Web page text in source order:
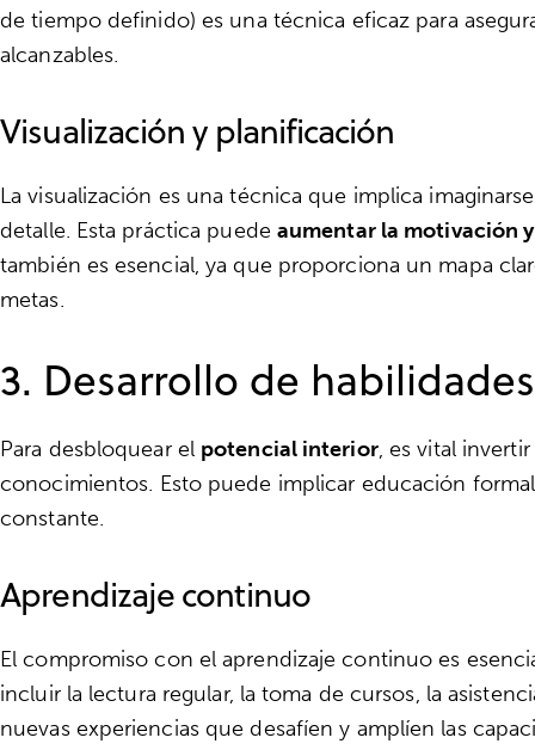
de tiempo definido) es una técnica eficaz para
alcanzables.
Visualización y planificación
La visualización es una técnica que implica
detalle. Esta práctica puede aumentar la motivación
también es esencial, ya que proporciona un mapa
metas.
3. Desarrollo de
Para desbloquear el potencial interior, es vital
conocimientos. Esto puede implicar educación
constante.
Aprendizaje continuo
El compromiso con el aprendizaje continuo es
incluir la lectura regular, la toma de cursos, la
nuevas experiencias que desafíen y amplíen las